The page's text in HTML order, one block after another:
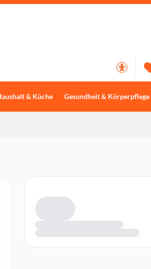
& Küche Gesundheit & Körperpflege